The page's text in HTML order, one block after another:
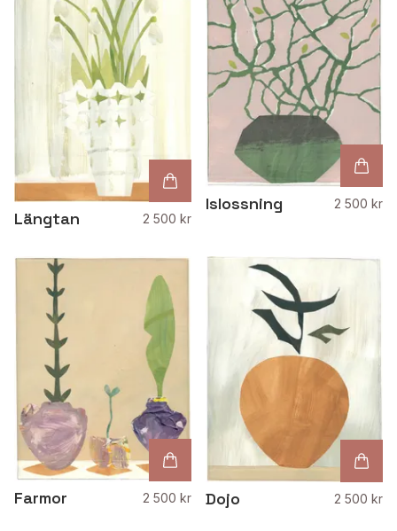
Längtan 2 500 kr
Islossning 2 500 kr
Farmor 2 500 kr Dojo 2 500 kr